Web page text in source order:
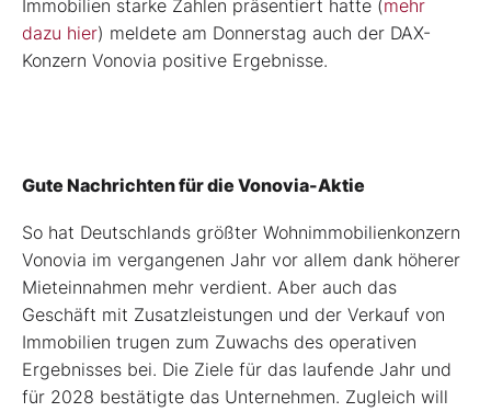
Immobilien starke Zahlen präsentiert hatte (mehr
dazu hier) meldete am Donnerstag auch der DAX-
Konzern Vonovia positive Ergebnisse.
Gute Nachrichten für die Vonovia-Aktie
So hat Deutschlands größter Wohnimmobilienkonzern
Vonovia im vergangenen Jahr vor allem dank höherer
Mieteinnahmen mehr verdient. Aber auch das
Geschäft mit Zusatzleistungen und der Verkauf von
Immobilien trugen zum Zuwachs des operativen
Ergebnisses bei. Die Ziele für das laufende Jahr und
für 2028 bestätigte das Unternehmen. Zugleich will